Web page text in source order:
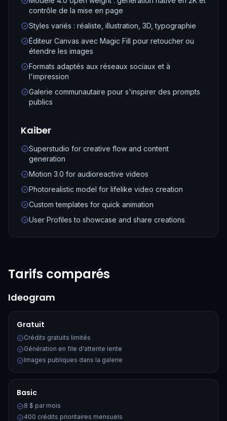
contrôle de la mise en page
Styles variés : réaliste, illustration, 3D, typographie
Éditeur Canvas avec Magic Fill pour retoucher ou
étendre les images
Formats adaptés aux réseaux sociaux et à
l'impression
Galerie communautaire pour s'inspirer des prompts
publics
Kaiber
Superstudio for creative flow and content
generation
Motion 3.0 for audioreactive videos
Photorealistic model for lifelike video creation
Custom templates for quick animation
User Profiles to showcase and share creations
Tarifs comparés
Ideogram
Gratuit
Crédits gratuits limités
Génération en file d'attente lente
Images publiques dans la galerie
Basic
8 $ par mois
400 crédits prioritaires mensuels